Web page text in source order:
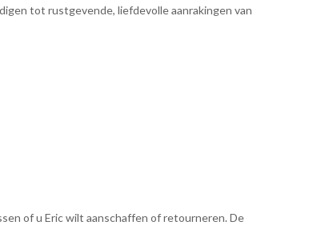
tot rustgevende, liefdevolle aanrakingen van
of u Eric wilt aanschaffen of retourneren. De